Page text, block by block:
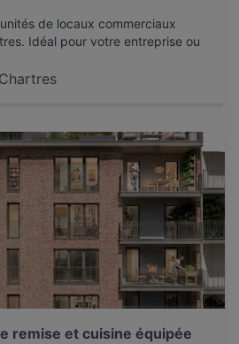
de locaux commerciaux
Idéal pour votre entreprise ou
Chartres
remise et cuisine équipée